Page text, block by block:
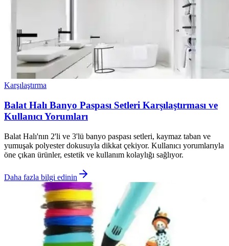
Karşılaştırma
Balat Halı Banyo Paspası Setleri Karşılaştırması ve
Kullanıcı Yorumları
Balat Halı'nın 2'li ve 3'lü banyo paspası setleri, kaymaz taban ve
yumuşak polyester dokusuyla dikkat çekiyor. Kullanıcı yorumlarıyla
öne çıkan ürünler, estetik ve kullanım kolaylığı sağlıyor.
Daha fazla bilgi edinin